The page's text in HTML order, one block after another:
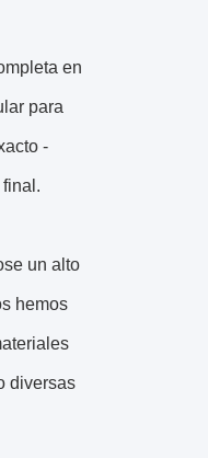
en
para
-
un alto
hemos
diversas